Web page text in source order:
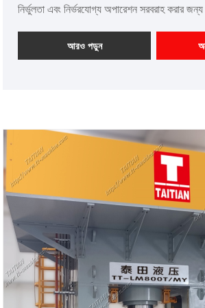
নির্ভুলতা এবং নির্ভরযোগ্য অপারেশন সরবরাহ করার জন্য
পেমেন্ট: T/T, L/C
পণ্যের উত্স: চীন
লিড টাইম: প্রায় 8 মাস
আরও পড়ুন